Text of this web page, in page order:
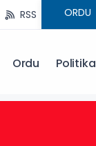
RSS
Ordu Politika